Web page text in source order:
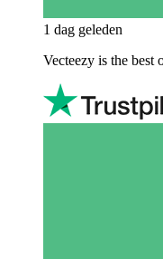
1 dag geleden
Vecteezy is the best